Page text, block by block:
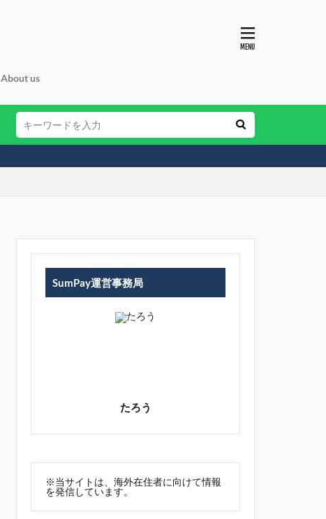
About us
SumPay運営事務局
たろう
※当サイトは、海外在住者に向けて情報
を発信しています。